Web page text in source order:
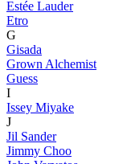
Estée Lauder
Etro
G
Gisada
Grown Alchemist
Guess
I
Issey Miyake
J
Jil Sander
Jimmy Choo